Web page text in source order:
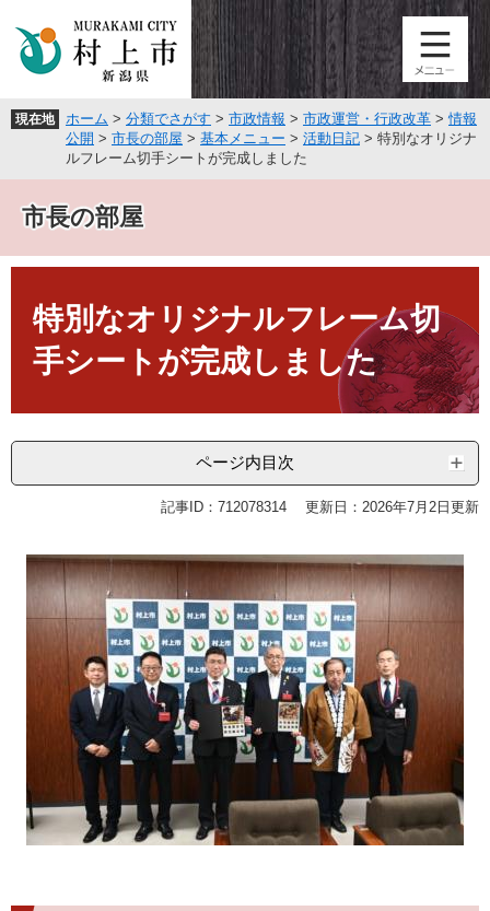
頭
飛
へ
現在地 ホーム > 分類でさがす > 市政情報 > 市政運営・行政改革 >情報
公開 > 市長の部屋 > 基本メニュー > 活動日記 > 特別なオリジナ
ルフレーム切手シートが完成しました
市長の部屋
特別なオリジナルフレーム切
手シートが完成しました
ページ内目次
記事ID：712078314 更新日：2026年7月2日更新